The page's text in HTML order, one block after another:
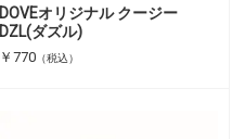
DOVEオリジナル クージー
DZL(ダズル)
￥770 （税込）